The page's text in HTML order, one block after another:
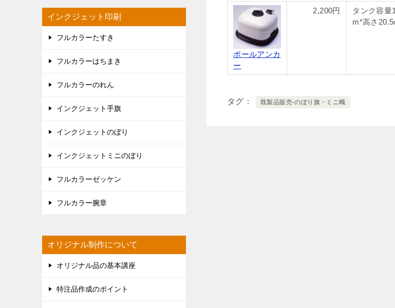
ポールアンカ
ー
2,200円
タンク容量
m*高さ
タグ 既製品販売-のぼり旗・ミニ幟
インクジェット印刷
フルカラーたすき
フルカラーはちまき
フルカラーのれん
インクジェット手旗
インクジェットのぼり
インクジェットミニのぼり
フルカラーゼッケン
フルカラー腕章
オリジナル制作について
オリジナル品の基本講座
特注品作成のポイント